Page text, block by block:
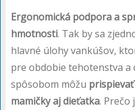
Ergonomická podpora a
hmotnosti. Tak by sa
hlavné úlohy vankúšov,
pre obdobie tehotenstva a
spôsobom môžu
mamičky aj dieťatka. Prečo